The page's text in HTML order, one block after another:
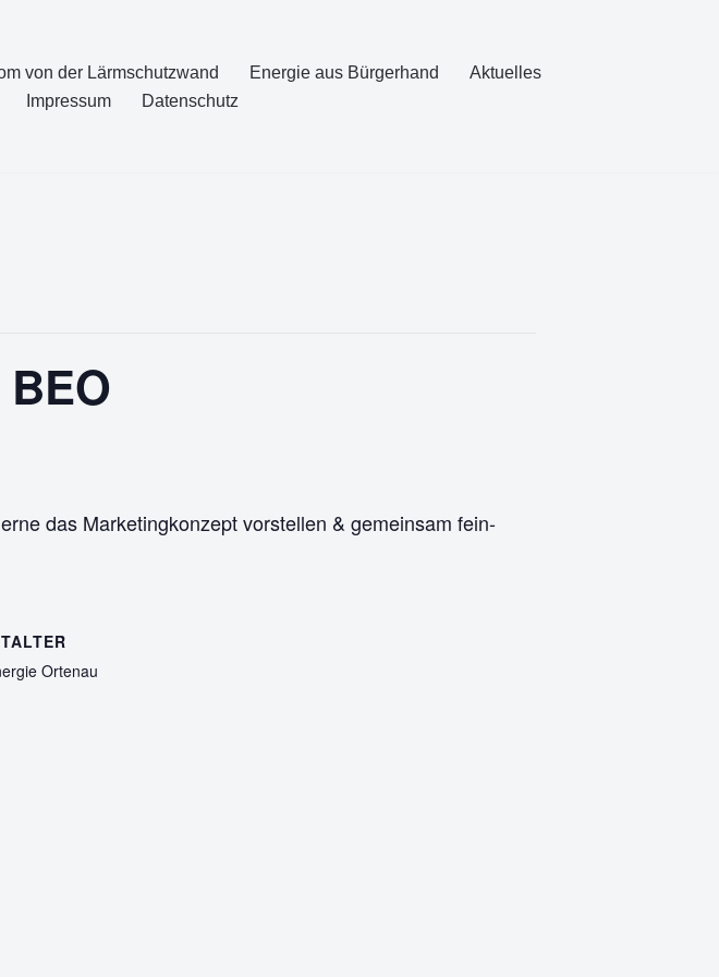
von der Lärmschutzwand Energie aus Bürgerhand
Aktuelles
Impressum Datenschutz
das Marketingkonzept vorstellen & gemeinsam fein-
Ortenau